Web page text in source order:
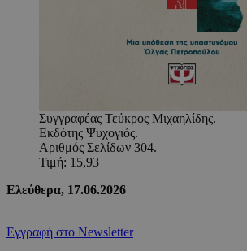
Συγγραφέας Τεύκρος Μιχαηλίδης.
Εκδότης Ψυχογιός.
Αριθμός Σελίδων 304.
Τιμή: 15,93
Ελεύθερα, 17.06.2026
Εγγραφή στο Newsletter